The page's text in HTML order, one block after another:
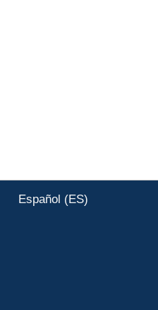
Español (ES)